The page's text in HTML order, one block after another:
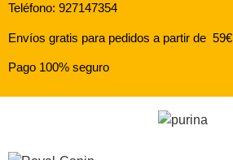
Teléfono: 927147354
Envíos gratis para pedidos a partir de 59€
Pago 100% seguro